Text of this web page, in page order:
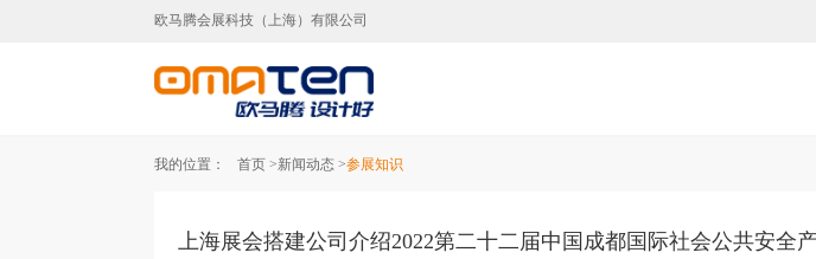
欧马腾会展科技（上海）有限公司
我的位置： 首页 >新闻动态 >参展知识
上海展会搭建公司介绍2022第二十二届中国成都国际社会公共安全